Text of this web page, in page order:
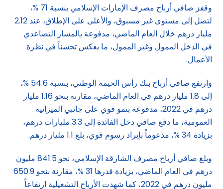
وقفز صافي أرباح مصرف الإمارات الإسلامي بنسبة 71 %،
لتصل إلى مستوى غير مسبوق، والأعلى على الإطلاق، عند 2.12
مليار درهم خلال العام الماضي، مدفوعة بالمسار التصاعدي
في الدخل الممول وغير الممول، ما يعكس تحسناً في نظرة
الأعمال.
وارتفع صافي أرباح بنك رأس الخيمة الوطني، بنسبة 54.6 %،
إلى 1.8 مليار درهم في العام الماضي، مقارنة بنحو 1.16 مليار
درهم في 2022، مدفوعة بنمو قوي على جانبي الميزانية
العمومية، ما دفع صافي دخل الفائدة إلى 3.3 مليارات درهم،
بزيادة 34 %، مدعوماً بإيراد رسوم قوي، بلغ 1.1 مليار درهم.
وبلغ صافي أرباح مصرف الشارقة الإسلامي، نحو 841.5 مليون
درهم في العام الماضي، بزيادة قدرها 31 %، مقارنة بنحو 650.9
مليون درهم في 2022، كما شهدت الأرباح التشغيلية ارتفاعاً